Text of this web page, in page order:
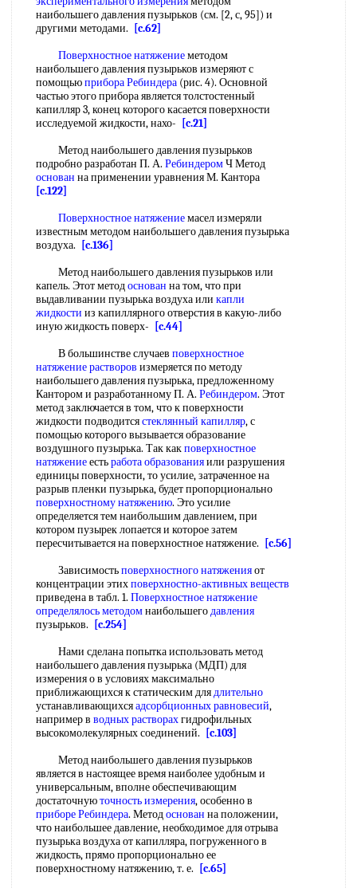
наибольшего давления пузырьков (см. [2, с, 95]) и
другими методами.
[c.62]
Поверхностное натяжениеметодом
наибольшего давления пузырьков измеряют с
помощьюприбора Ребиндера (рис. 4). Основной
частью этого прибора является толстостенный
капилляр 3, конец которого касается поверхности
исследуемой жидкости, нахо-
[c.21]
Метод наибольшего давления пузырьков
подробно разработан П. А. РебиндеромЧ Метод
основан на применении уравнения М. Кантора
[c.122]
Поверхностное натяжениемасел измеряли
известным методом наибольшего давления пузырька
воздуха.
[c.136]
Метод наибольшего давления пузырьков или
капель. Этот методоснован на том, что при
выдавливании пузырька воздуха или капли
жидкости из капиллярного отверстия в какую-либо
иную жидкость поверх-
[c.44]
В большинстве случаев поверхностное
натяжение растворов измеряется по методу
наибольшего давления пузырька, предложенному
Кантором и разработанному П. А. Ребиндером. Этот
метод заключается в том, что к поверхности
жидкости подводитсястеклянный капилляр, с
помощью которого вызывается образование
воздушного пузырька. Так какповерхностное
натяжениеестьработа образованияили разрушения
единицы поверхности, то усилие, затраченное на
разрыв пленки пузырька, будет пропорционально
поверхностному натяжению. Это усилие
определяется тем наибольшим давлением, при
котором пузырек лопается и которое затем
пересчитывается на поверхностное натяжение.
[c.56]
Зависимостьповерхностного натяженияот
концентрации этихповерхностно-активных веществ
приведена в табл. 1. Поверхностное натяжение
определялось методомнаибольшегодавления
пузырьков.
[c.254]
Нами сделана попытка использовать метод
наибольшего давления пузырька (МДП) для
измерения о в условиях максимально
приближающихся к статическим длядлительно
устанавливающихсяадсорбционных равновесий,
например в водных растворахгидрофильных
высокомолекулярных соединений.
[c.103]
Метод наибольшего давления пузырьков
является в настоящее время наиболее удобным и
универсальным, вполне обеспечивающим
достаточнуюточность измерения, особенно в
приборе Ребиндера. Методоснован на положении,
что наибольшее давление, необходимое для отрыва
пузырька воздуха от капилляра, погруженного в
жидкость, прямо пропорционально ее
поверхностному натяжению, т. е.
[c.65]